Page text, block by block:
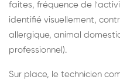
faites, fréquence de
identifié visuellement,
allergique, animal
professionnel).
Sur place, le technicien